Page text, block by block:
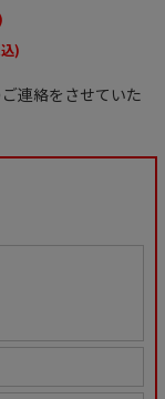
)
連絡をさせていた